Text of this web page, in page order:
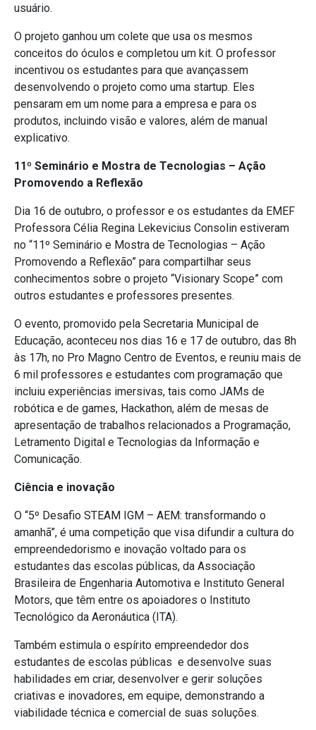
usuário.
O projeto ganhou um colete que usa os mesmos
conceitos do óculos e completou um kit. O professor
incentivou os estudantes para que avançassem
desenvolvendo o projeto como uma startup. Eles
pensaram em um nome para a empresa e para os
produtos, incluindo visão e valores, além de manual
explicativo.
11º Seminário e Mostra de Tecnologias – Ação
Promovendo a Reflexão
Dia 16 de outubro, o professor e os estudantes da EMEF
Professora Célia Regina Lekevicius Consolin estiveram
no “11º Seminário e Mostra de Tecnologias – Ação
Promovendo a Reflexão” para compartilhar seus
conhecimentos sobre o projeto “Visionary Scope” com
outros estudantes e professores presentes.
O evento, promovido pela Secretaria Municipal de
Educação, aconteceu nos dias 16 e 17 de outubro, das 8h
às 17h, no Pro Magno Centro de Eventos, e reuniu mais de
6 mil professores e estudantes com programação que
incluiu experiências imersivas, tais como JAMs de
robótica e de games, Hackathon, além de mesas de
apresentação de trabalhos relacionados a Programação,
Letramento Digital e Tecnologias da Informação e
Comunicação.
Ciência e inovação
O “5º Desafio STEAM IGM – AEM: transformando o
amanhã”, é uma competição que visa difundir a cultura do
empreendedorismo e inovação voltado para os
estudantes das escolas públicas, da Associação
Brasileira de Engenharia Automotiva e Instituto General
Motors, que têm entre os apoiadores o Instituto
Tecnológico da Aeronáutica (ITA).
Também estimula o espírito empreendedor dos
estudantes de escolas públicas e desenvolve suas
habilidades em criar, desenvolver e gerir soluções
criativas e inovadores, em equipe, demonstrando a
viabilidade técnica e comercial de suas soluções.